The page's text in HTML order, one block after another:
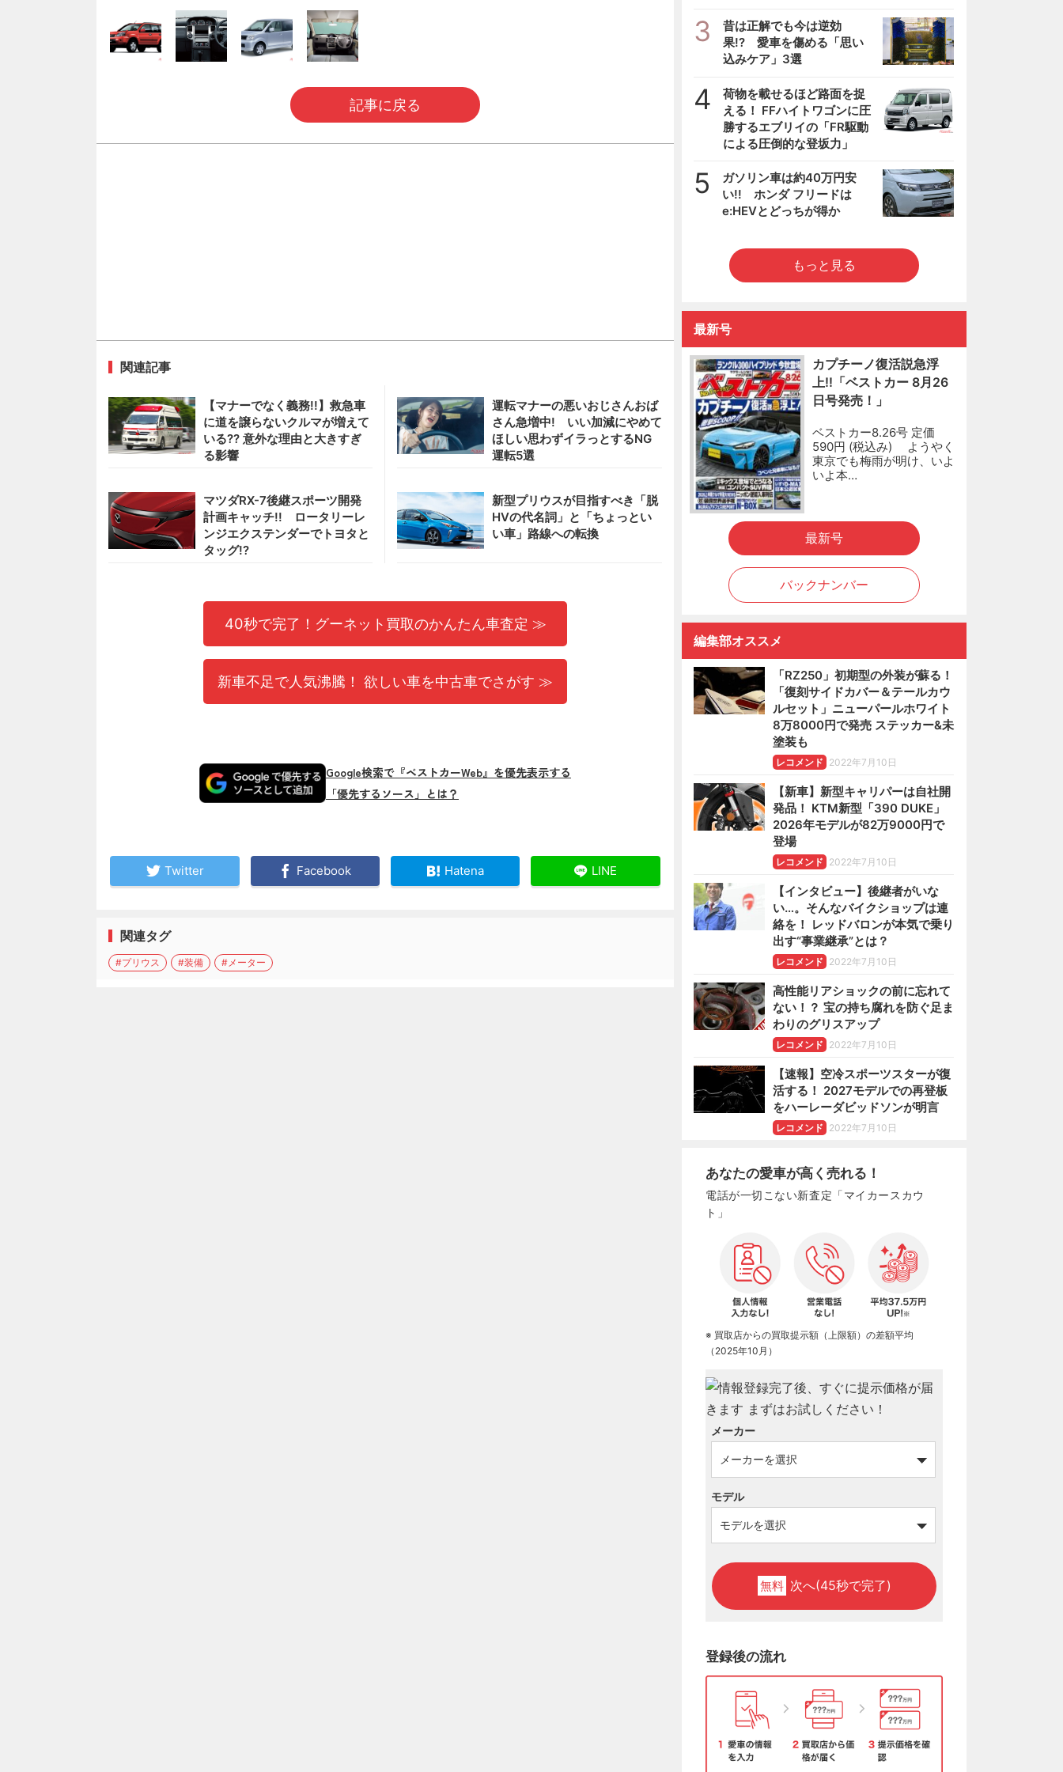
記事に戻る
関連記事
【マナーでなく義務!!】救急車
に道を譲らないクルマが増えて
いる?? 意外な理由と大きすぎ
る影響
運転マナーの悪いおじさんおば
さん急増中! いい加減にやめて
ほしい思わずイラっとするNG
運転5選
マツダRX-7後継スポーツ開発
計画キャッチ!! ロータリーレ
ンジエクステンダーでトヨタと
タッグ!?
新型プリウスが目指すべき「脱
HVの代名詞」と「ちょっとい
い車」路線への転換
40秒で完了！グーネット買取のかんたん車査定 ≫
新車不足で人気沸騰！ 欲しい車を中古車でさがす ≫
Google検索で『ベストカーWeb』を優先表示する
「優先するソース」とは？
Twitter Facebook Hatena LINE
関連タグ
#プリウス #装備 #メーター
3
昔は正解でも今は逆効
果!? 愛車を傷める「思い
込みケア」3選
4
荷物を載せるほど路面を捉
える！ FFハイトワゴンに圧
勝するエブリイの「FR駆動
による圧倒的な登坂力」
5
ガソリン車は約40万円安
い!! ホンダ フリードは
e:HEVとどっちが得か
もっと見る
最新号
カプチーノ復活説急浮
上!!「ベストカー 8月26
日号発売！」
ベストカー8.26号 定価
590円 (税込み) ようやく
東京でも梅雨が明け、いよ
いよ本…
最新号
バックナンバー
編集部オススメ
「RZ250」初期型の外装が蘇る！
「復刻サイドカバー＆テールカウ
ルセット」ニューパールホワイト
8万8000円で発売 ステッカー&未
塗装も
レコメンド 2022年7月10日
【新車】新型キャリパーは自社開
発品！ KTM新型「390 DUKE」
2026年モデルが82万9000円で
登場
レコメンド 2022年7月10日
【インタビュー】後継者がいな
い…。そんなバイクショップは連
絡を！ レッドバロンが本気で乗り
出す“事業継承”とは？
レコメンド 2022年7月10日
高性能リアショックの前に忘れて
ない！？ 宝の持ち腐れを防ぐ足ま
わりのグリスアップ
レコメンド 2022年7月10日
【速報】空冷スポーツスターが復
活する！ 2027モデルでの再登板
をハーレーダビッドソンが明言
レコメンド 2022年7月10日
あなたの愛車が高く売れる！
電話が一切こない新査定「マイカースカウ
ト」
※ 買取店からの買取提示額（上限額）の差額平均
（2025年10月）
メーカー
モデル
無料 次へ(45秒で完了)
登録後の流れ